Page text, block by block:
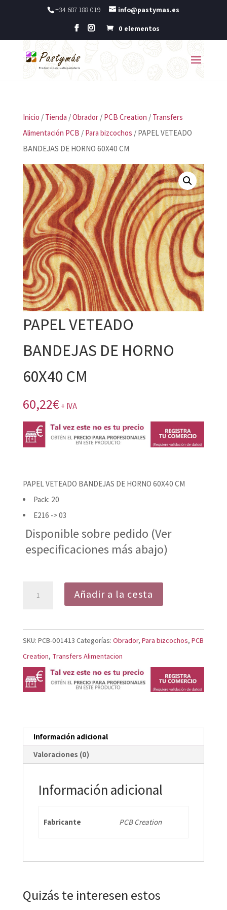
+34 687 188 019 info@pastymas.es
0 elementos
Inicio / Tienda /Obrador/ PCB Creation / Transfers
Alimentación PCB / Para bizcochos / PAPEL VETEADO
BANDEJAS DE HORNO 60X40 CM
PAPEL VETEADO
BANDEJAS DE HORNO
60X40 CM
60,22€ + IVA
PAPEL VETEADO BANDEJAS DE HORNO 60X40 CM
Pack: 20
E216 -> 03
Disponible sobre pedido (Ver
especificaciones más abajo)
HORNO
60X40
CM
Añadir a la cesta
SKU: PCB-001413 Categorías: Obrador, Para bizcochos, PCB
Creation, Transfers Alimentacion
Información adicional
Valoraciones (0)
Información adicional
Fabricante PCB Creation
Quizás te interesen estos